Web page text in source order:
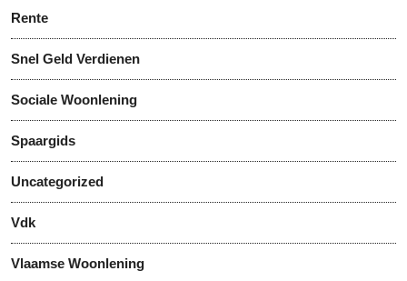
Rente
Snel Geld Verdienen
Sociale Woonlening
Spaargids
Uncategorized
Vdk
Vlaamse Woonlening